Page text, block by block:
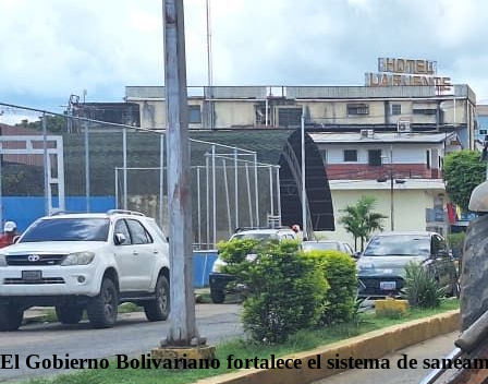
El Gobierno Bolivariano fortalece el sistema de